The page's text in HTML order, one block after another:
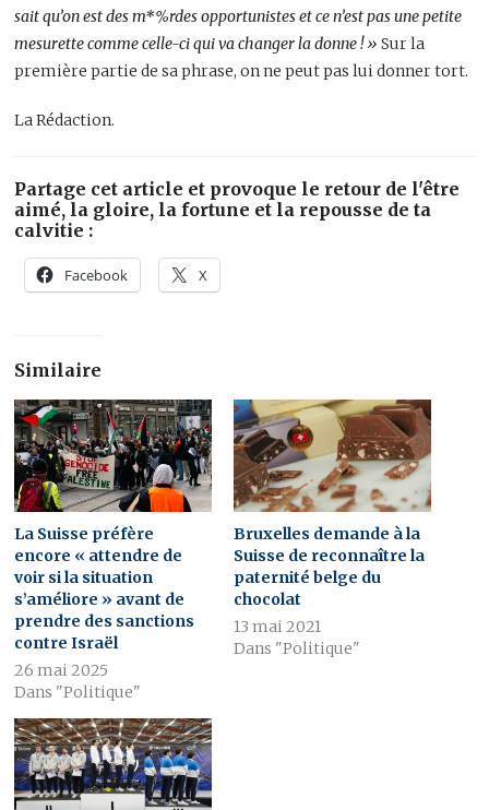
sait qu’on est des m*%rdes opportunistes et ce n’est pas une petite
mesurette comme celle-ci qui va changer la donne ! » Sur la
première partie de sa phrase, on ne peut pas lui donner tort.
La Rédaction.
Partage cet article et provoque le retour de l'être
aimé, la gloire, la fortune et la repousse de ta
calvitie :
Facebook X
Similaire
La Suisse préfère
encore « attendre de
voir si la situation
s’améliore » avant de
prendre des sanctions
contre Israël
26 mai 2025
Dans "Politique"
Bruxelles demande à la
Suisse de reconnaître la
paternité belge du
chocolat
13 mai 2021
Dans "Politique"